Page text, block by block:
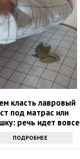
класть лавровый
под матрас или
речь идет вовсе
ПОДРОБНЕЕ